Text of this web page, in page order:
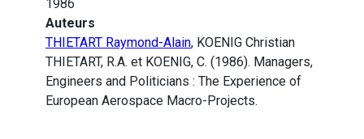
1986
Auteurs
THIETART Raymond-Alain, KOENIG Christian
THIETART, R.A. et KOENIG, C. (1986). Managers,
Engineers and Politicians : The Experience of
European Aerospace Macro-Projects.